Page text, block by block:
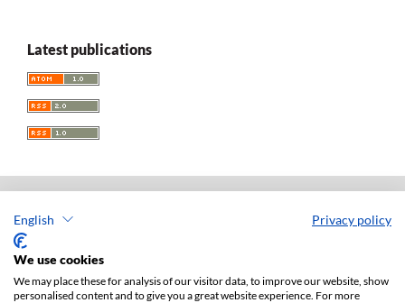
English Privacy policy
We use cookies
We may place these for analysis of our visitor data, to improve our website, show
personalised content and to give you a great website experience. For more
Latest publications
Acta Universitatis Lodziensis. Folia Iuridica
ISSN: 0208-6069